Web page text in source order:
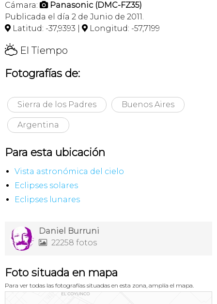
Cámara:  Panasonic (DMC-FZ35)
Publicada el día 2 de Junio de 2011.
 Latitud: -37,9393 |  Longitud: -57,7199
H El Tiempo
Fotografías de:
Sierra de los Padres Buenos Aires
Argentina
Para esta ubicación
Vista astronómica del cielo
Eclipses solares
Eclipses lunares
Daniel Burruni
 22258 fotos
Foto situada en mapa
Para ver todas las fotografías situadas en esta zona, amplía el mapa.